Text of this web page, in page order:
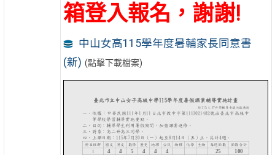
箱登入報名，謝謝!
中山女高115學年度暑輔家長同意書
(新) (點擊下載檔案)